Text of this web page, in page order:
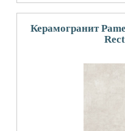
Керамогранит